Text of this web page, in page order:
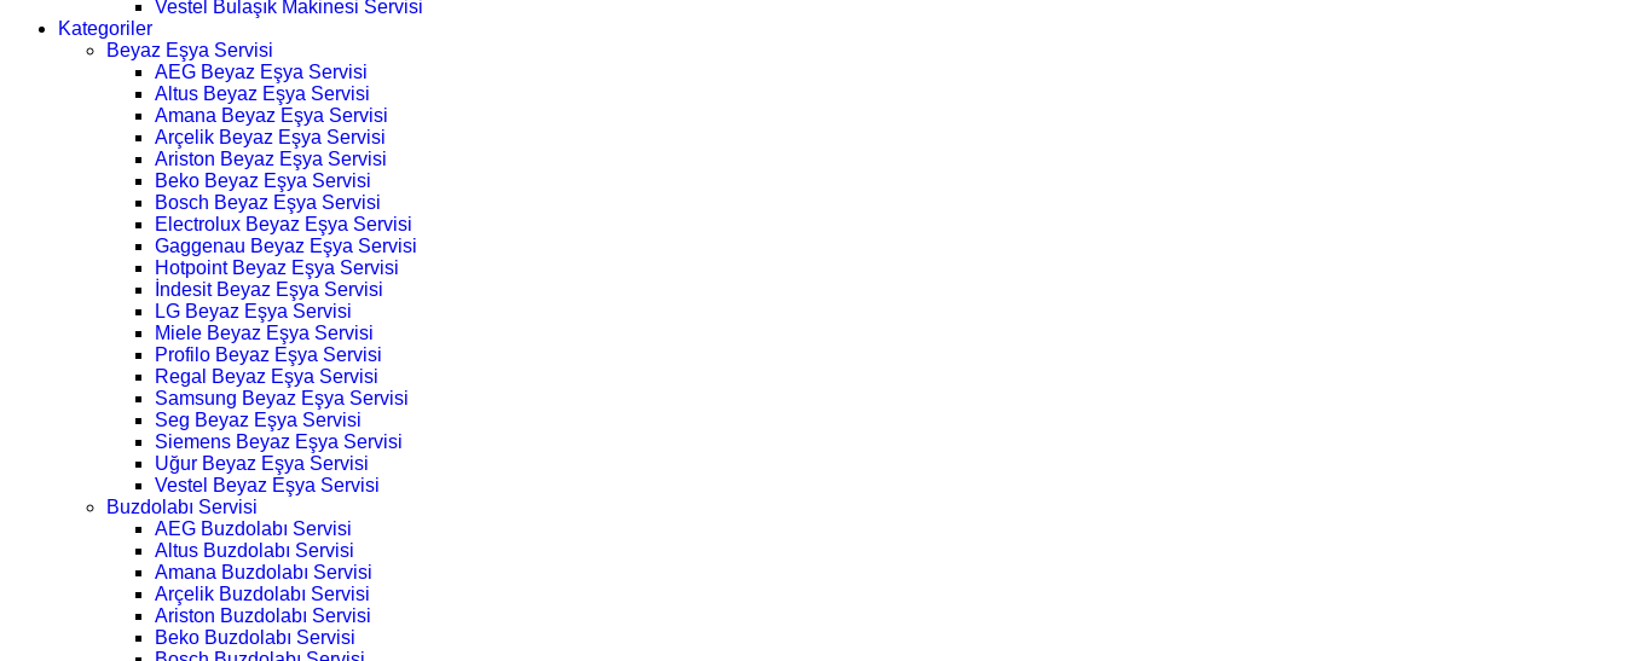
Vestel Bulaşık Makinesi Servisi
Kategoriler
Beyaz Eşya Servisi
AEG Beyaz Eşya Servisi
Altus Beyaz Eşya Servisi
Amana Beyaz Eşya Servisi
Arçelik Beyaz Eşya Servisi
Ariston Beyaz Eşya Servisi
Beko Beyaz Eşya Servisi
Bosch Beyaz Eşya Servisi
Electrolux Beyaz Eşya Servisi
Gaggenau Beyaz Eşya Servisi
Hotpoint Beyaz Eşya Servisi
İndesit Beyaz Eşya Servisi
LG Beyaz Eşya Servisi
Miele Beyaz Eşya Servisi
Profilo Beyaz Eşya Servisi
Regal Beyaz Eşya Servisi
Samsung Beyaz Eşya Servisi
Seg Beyaz Eşya Servisi
Siemens Beyaz Eşya Servisi
Uğur Beyaz Eşya Servisi
Vestel Beyaz Eşya Servisi
Buzdolabı Servisi
AEG Buzdolabı Servisi
Altus Buzdolabı Servisi
Amana Buzdolabı Servisi
Arçelik Buzdolabı Servisi
Ariston Buzdolabı Servisi
Beko Buzdolabı Servisi